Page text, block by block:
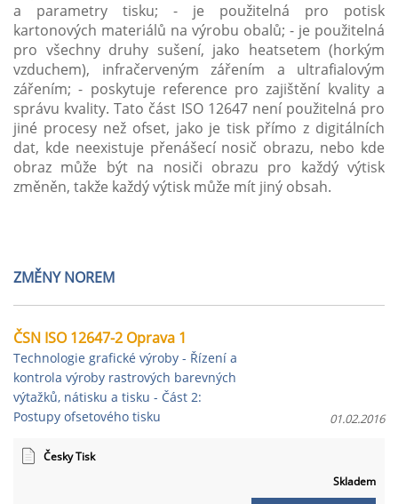
a parametry tisku; - je použitelná pro potisk
kartonových materiálů na výrobu obalů; - je použitelná
pro všechny druhy sušení, jako heatsetem (horkým
vzduchem), infračerveným zářením a ultrafialovým
zářením; - poskytuje reference pro zajištění kvality a
správu kvality. Tato část ISO 12647 není použitelná pro
jiné procesy než ofset, jako je tisk přímo z digitálních
dat, kde neexistuje přenášecí nosič obrazu, nebo kde
obraz může být na nosiči obrazu pro každý výtisk
změněn, takže každý výtisk může mít jiný obsah.
ZMĚNY NOREM
ČSN ISO 12647-2 Oprava 1
Technologie grafické výroby - Řízení a
kontrola výroby rastrových barevných
výtažků, nátisku a tisku - Část 2:
Postupy ofsetového tisku
01.02.2016
Česky Tisk
Skladem